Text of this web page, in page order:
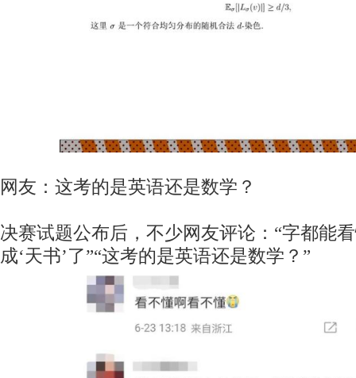
网友：这考的是英语还是数学？
决赛试题公布后，不少网友评论：“字都能
成‘天书’了”“这考的是英语还是数学？”